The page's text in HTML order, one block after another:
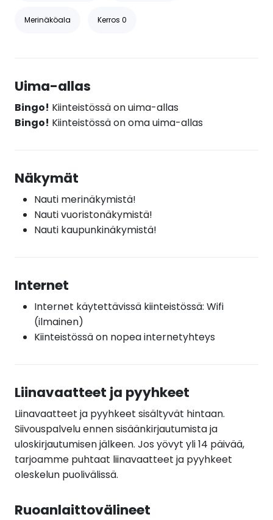
Merinäköala Kerros 0
Uima-allas
Bingo! Kiinteistössä on uima-allas
Bingo! Kiinteistössä on oma uima-allas
Näkymät
Nauti merinäkymistä!
Nauti vuoristonäkymistä!
Nauti kaupunkinäkymistä!
Internet
Internet käytettävissä kiinteistössä: Wifi
(ilmainen)
Kiinteistössä on nopea internetyhteys
Liinavaatteet ja pyyhkeet
Liinavaatteet ja pyyhkeet sisältyvät hintaan.
Siivouspalvelu ennen sisäänkirjautumista ja
uloskirjautumisen jälkeen. Jos yövyt yli 14 päivää,
tarjoamme puhtaat liinavaatteet ja pyyhkeet
oleskelun puolivälissä.
Ruoanlaittovälineet